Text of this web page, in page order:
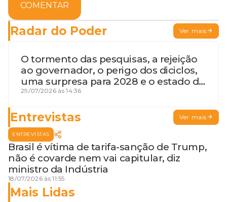
COMENTAR
Radar do Poder Ver mais
O tormento das pesquisas, a rejeição
ao governador, o perigo dos diciclos,
uma surpresa para 2028 e o estado de
terceira guerra mundial
29/07/2026 às 14:36
Entrevistas Ver mais
ENTREVISTAS
Brasil é vítima de tarifa-sanção de Trump,
não é covarde nem vai capitular, diz
ministro da Indústria
18/07/2026 às 11:55
Mais Lidas